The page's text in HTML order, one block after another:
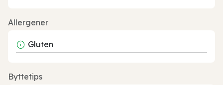
Allergener
Gluten
Byttetips